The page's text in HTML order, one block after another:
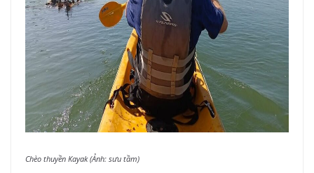
Chèo thuyền Kayak (Ảnh: sưu tầm)